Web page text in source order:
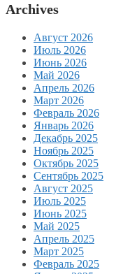
Archives
Август 2026
Июль 2026
Июнь 2026
Май 2026
Апрель 2026
Март 2026
Февраль 2026
Январь 2026
Декабрь 2025
Ноябрь 2025
Октябрь 2025
Сентябрь 2025
Август 2025
Июль 2025
Июнь 2025
Май 2025
Апрель 2025
Март 2025
Февраль 2025